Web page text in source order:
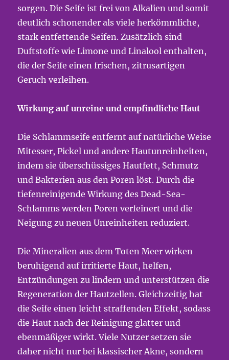
sorgen. Die Seife ist frei von Alkalien und somit
deutlich schonender als viele herkömmliche,
stark entfettende Seifen. Zusätzlich sind
Duftstoffe wie Limone und Linalool enthalten,
die der Seife einen frischen, zitrusartigen
Geruch verleihen.
Wirkung auf unreine und empfindliche Haut
Die Schlammseife entfernt auf natürliche Weise
Mitesser, Pickel und andere Hautunreinheiten,
indem sie überschüssiges Hautfett, Schmutz
und Bakterien aus den Poren löst. Durch die
tiefenreinigende Wirkung des Dead-Sea-
Schlamms werden Poren verfeinert und die
Neigung zu neuen Unreinheiten reduziert.
Die Mineralien aus dem Toten Meer wirken
beruhigend auf irritierte Haut, helfen,
Entzündungen zu lindern und unterstützen die
Regeneration der Hautzellen. Gleichzeitig hat
die Seife einen leicht straffenden Effekt, sodass
die Haut nach der Reinigung glatter und
ebenmäßiger wirkt. Viele Nutzer setzen sie
daher nicht nur bei klassischer Akne, sondern